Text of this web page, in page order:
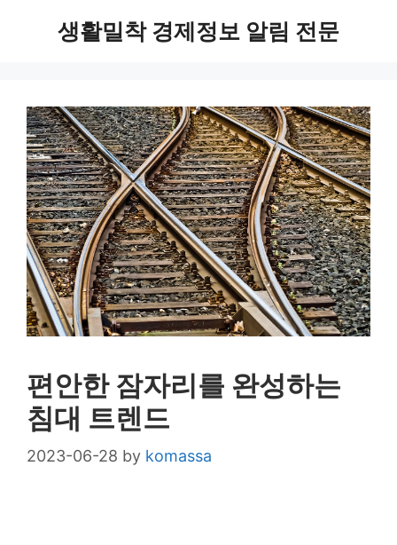
생활밀착 경제정보 알림 전문
편안한 잠자리를 완성하는
침대 트렌드
2023-06-28 by komassa